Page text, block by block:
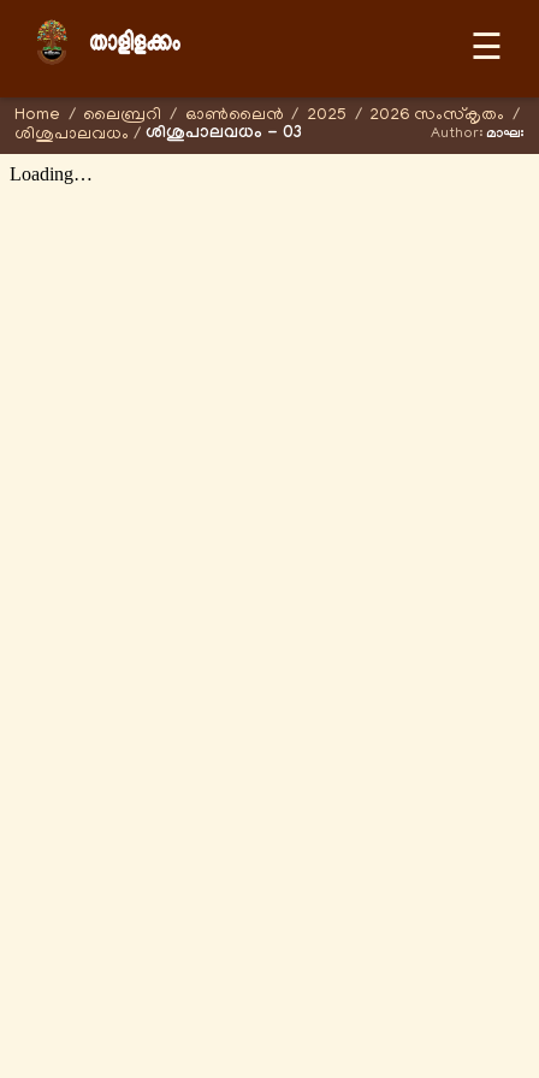
☰
Home / ലൈബ്രറി / ഓണ്‍ലൈന്‍ / 2025 / 2026 സംസ്കൃതം /
ശിശുപാലവധം / ശിശുപാലവധം - 03 Author: മാഘഃ